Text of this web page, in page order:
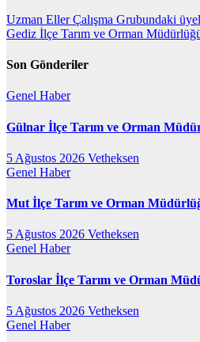
Yazı
gezinmesi
Uzman Eller Çalışma Grubundaki
Gediz İlçe Tarım ve Orman
Son Gönderiler
Genel Haber
Gülnar İlçe Tarım ve Orman
5 Ağustos 2026 Vetheksen
Genel Haber
Mut İlçe Tarım ve Orman
5 Ağustos 2026 Vetheksen
Genel Haber
Toroslar İlçe Tarım ve Orman
5 Ağustos 2026 Vetheksen
Genel Haber